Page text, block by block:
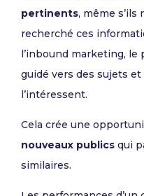
pertinents, même s’ils
recherché ces
l’inbound marketing,
guidé vers des sujets
l’intéressent.
Cela crée une
nouveaux publics qui
similaires.